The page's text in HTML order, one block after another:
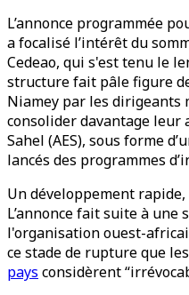
L’annonce programmée
a focalisé l’intérêt du
Cedeao, qui s'est tenu le
structure fait pâle figure
Niamey par les dirigeants
consolider davantage leur
Sahel (AES), sous forme
lancés des programmes
Un développement
L’annonce fait suite à une
l'organisation ouest-
ce stade de rupture que
pays considèrent